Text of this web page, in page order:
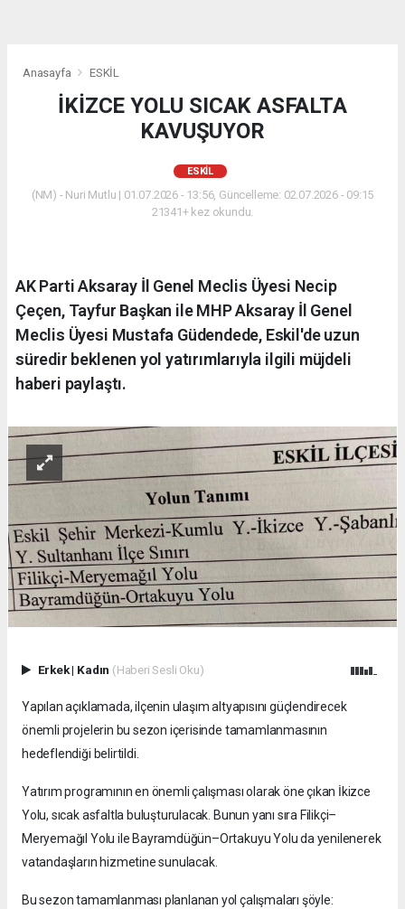
Anasayfa ESKİL
İKİZCE YOLU SICAK ASFALTA
KAVUŞUYOR
ESKİL
(NM) - Nuri Mutlu | 01.07.2026 - 13:56, Güncelleme: 02.07.2026 - 09:15
21341+ kez okundu.
AK Parti Aksaray İl Genel Meclis Üyesi Necip
Çeçen, Tayfur Başkan ile MHP Aksaray İl Genel
Meclis Üyesi Mustafa Güdendede, Eskil'de uzun
süredir beklenen yol yatırımlarıyla ilgili müjdeli
haberi paylaştı.
Erkek| Kadın (Haberi Sesli Oku)
Yapılan açıklamada, ilçenin ulaşım altyapısını güçlendirecek
önemli projelerin bu sezon içerisinde tamamlanmasının
hedeflendiği belirtildi.
Yatırım programının en önemli çalışması olarak öne çıkan İkizce
Yolu, sıcak asfaltla buluşturulacak. Bunun yanı sıra Filikçi–
Meryemağıl Yolu ile Bayramdüğün–Ortakuyu Yolu da yenilenerek
vatandaşların hizmetine sunulacak.
Bu sezon tamamlanması planlanan yol çalışmaları şöyle: